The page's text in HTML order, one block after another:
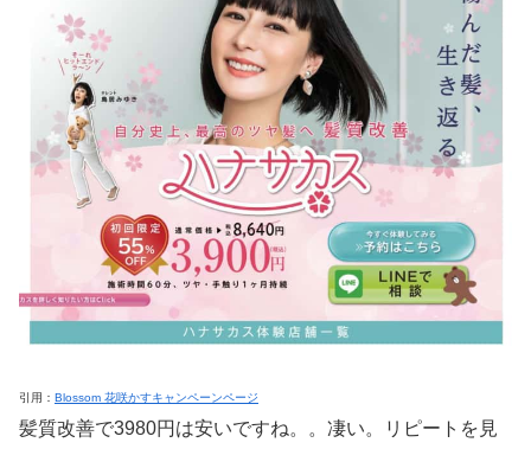
引用： Blossom 花咲かすキャンペーンページ
髪質改善で3980円は安いですね。。凄い。リピートを見